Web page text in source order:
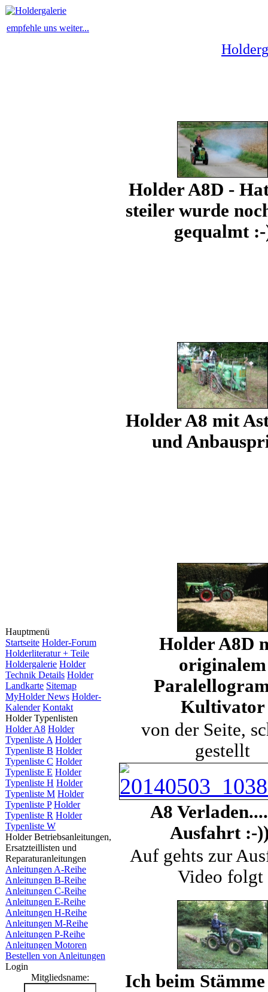
empfehle uns weiter...
Hauptmenü
Startseite Holder-Forum
Holderliteratur + Teile
Holdergalerie Holder
Technik Details Holder
Landkarte Sitemap
MyHolder News Holder-
Kalender Kontakt
Holder Typenlisten
Holder A8 Holder
Typenliste A Holder
Typenliste B Holder
Typenliste C Holder
Typenliste E Holder
Typenliste H Holder
Typenliste M Holder
Typenliste P Holder
Typenliste R Holder
Typenliste W
Holder Betriebsanleitungen,
Ersatzteillisten und
Reparaturanleitungen
Anleitungen A-Reihe
Anleitungen B-Reihe
Anleitungen C-Reihe
Anleitungen E-Reihe
Anleitungen H-Reihe
Anleitungen M-Reihe
Anleitungen P-Reihe
Anleitungen Motoren
Bestellen von Anleitungen
Login
Mitgliedsname:
Holder A8D -
steiler wurde
gequalmt
Holder A8 mit
und
Holder A8D
originalem
Kultivator
von der Seite,
gestellt
A8
Ausfahrt :-
Auf gehts zur
Video folgt
Ich beim